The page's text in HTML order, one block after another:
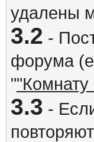
удалены
3.2 -
форума
""Комнату
3.3 -